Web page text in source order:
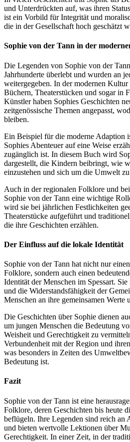
und Unterdrückten auf, was ihren
ist ein Vorbild für Integrität und
die in der Gesellschaft hoch geschätzt
Sophie von der Tann in der
Die Legenden von Sophie von der
Jahrhunderte überlebt und wurden an
weitergegeben. In der modernen
Büchern, Theaterstücken und sogar in
Künstler haben Sophies Geschichten
zeitgenössische Themen angepasst,
bleiben.
Ein Beispiel für die moderne Adaption
Sophies Abenteuer auf eine Weise
zugänglich ist. In diesem Buch wird
dargestellt, die Kindern beibringt, wie
einzustehen und sich um die Umwelt
Auch in der regionalen Folklore und
Sophie von der Tann eine wichtige
wird sie bei jährlichen Festlichkeiten
Theaterstücke aufgeführt und
die ihre Geschichten erzählen.
Der Einfluss auf die lokale Identität
Sophie von der Tann hat nicht nur
Folklore, sondern auch einen
Identität der Menschen im Spessart.
und die Widerstandsfähigkeit der
Menschen an ihre gemeinsamen Werte
Die Geschichten über Sophie dienen
um jungen Menschen die Bedeutung
Weisheit und Gerechtigkeit zu
Verbundenheit mit der Region und
was besonders in Zeiten des
Bedeutung ist.
Fazit
Sophie von der Tann ist eine
Folklore, deren Geschichten bis heute
beflügeln. Ihre Legenden sind reich an
und bieten wertvolle Lektionen über
Gerechtigkeit. In einer Zeit, in der